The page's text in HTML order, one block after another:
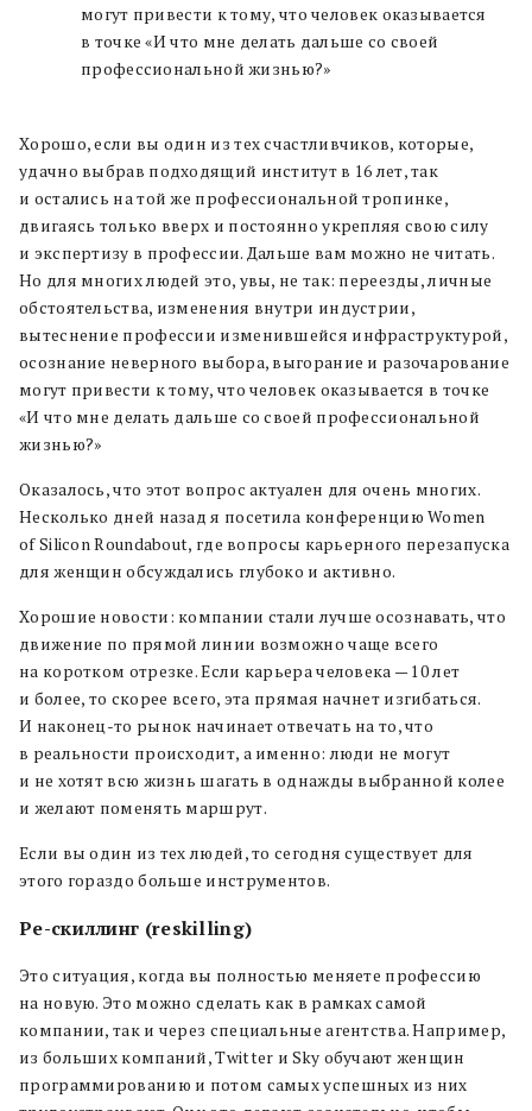
могут привести к тому, что человек оказывается
в точке «И что мне делать дальше со своей
профессиональной жизнью?»
Хорошо, если вы один из тех счастливчиков, которые,
удачно выбрав подходящий институт в 16 лет, так
и остались на той же профессиональной тропинке,
двигаясь только вверх и постоянно укрепляя свою силу
и экспертизу в профессии. Дальше вам можно не читать.
Но для многих людей это, увы, не так: переезды, личные
обстоятельства, изменения внутри индустрии,
вытеснение профессии изменившейся инфраструктурой,
осознание неверного выбора, выгорание и разочарование
могут привести к тому, что человек оказывается в точке
«И что мне делать дальше со своей профессиональной
жизнью?»
Оказалось, что этот вопрос актуален для очень многих.
Несколько дней назад я посетила конференцию Women
of Silicon Roundabout, где вопросы карьерного перезапуска
для женщин обсуждались глубоко и активно.
Хорошие новости: компании стали лучше осознавать, что
движение по прямой линии возможно чаще всего
на коротком отрезке. Если карьера человека — 10 лет
и более, то скорее всего, эта прямая начнет изгибаться.
И наконец-то рынок начинает отвечать на то, что
в реальности происходит, а именно: люди не могут
и не хотят всю жизнь шагать в однажды выбранной колее
и желают поменять маршрут.
Если вы один из тех людей, то сегодня существует для
этого гораздо больше инструментов.
Ре-скиллинг (reskilling)
Это ситуация, когда вы полностью меняете профессию
на новую. Это можно сделать как в рамках самой
компании, так и через специальные агентства. Например,
из больших компаний, Twitter и Sky обучают женщин
программированию и потом самых успешных из них